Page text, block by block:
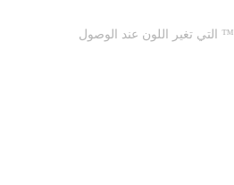
مؤشر بدء الطهي: مقلاة غير لاصقة مزودة بتقنية Thermo-Signal™ التي تغير اللون عند الوصول